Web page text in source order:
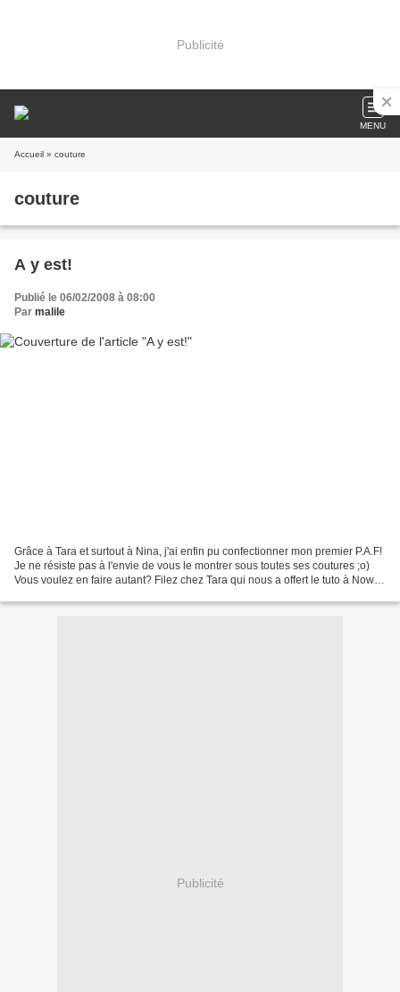
Publicité
MENU
Accueil » couture
couture
A y est!
Publié le 06/02/2008 à 08:00
Par malile
Grâce à Tara et surtout à Nina, j'ai enfin pu confectionner mon premier P.A.F!
Je ne résiste pas à l'envie de vous le montrer sous toutes ses coutures ;o)
Vous voulez en faire autant? Filez chez Tara qui nous a offert le tuto à Nowel
Publicité